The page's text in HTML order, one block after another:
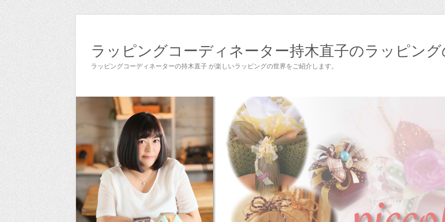
ラッピングコーディネーター持木直子のラッピン
ラッピングコーディネーターの持木直子 が楽しいラッピングの世界をご紹介します。